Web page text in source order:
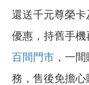
還送千元尊榮卡
優惠，持舊手機
百間門市 ，一
務，售後免擔